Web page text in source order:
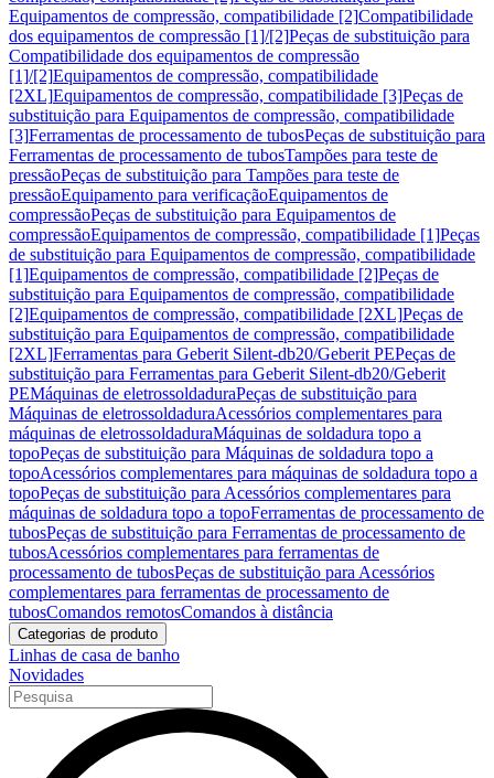
Equipamentos de compressão, compatibilidade [2]Compatibilidade
dos equipamentos de compressão [1]/[2]Peças de substituição para
Compatibilidade dos equipamentos de compressão
[1]/[2]Equipamentos de compressão, compatibilidade
[2XL]Equipamentos de compressão, compatibilidade [3]Peças de
substituição para Equipamentos de compressão, compatibilidade
[3]Ferramentas de processamento de tubosPeças de substituição para
Ferramentas de processamento de tubosTampões para teste de
pressãoPeças de substituição para Tampões para teste de
pressãoEquipamento para verificaçãoEquipamentos de
compressãoPeças de substituição para Equipamentos de
compressãoEquipamentos de compressão, compatibilidade [1]Peças
de substituição para Equipamentos de compressão, compatibilidade
[1]Equipamentos de compressão, compatibilidade [2]Peças de
substituição para Equipamentos de compressão, compatibilidade
[2]Equipamentos de compressão, compatibilidade [2XL]Peças de
substituição para Equipamentos de compressão, compatibilidade
[2XL]Ferramentas para Geberit Silent-db20/Geberit PEPeças de
substituição para Ferramentas para Geberit Silent-db20/Geberit
PEMáquinas de eletrossoldaduraPeças de substituição para
Máquinas de eletrossoldaduraAcessórios complementares para
máquinas de eletrossoldaduraMáquinas de soldadura topo a
topoPeças de substituição para Máquinas de soldadura topo a
topoAcessórios complementares para máquinas de soldadura topo a
topoPeças de substituição para Acessórios complementares para
máquinas de soldadura topo a topoFerramentas de processamento de
tubosPeças de substituição para Ferramentas de processamento de
tubosAcessórios complementares para ferramentas de
processamento de tubosPeças de substituição para Acessórios
complementares para ferramentas de processamento de
tubosComandos remotosComandos à distância
Categorias de produto
Linhas de casa de banho
Novidades